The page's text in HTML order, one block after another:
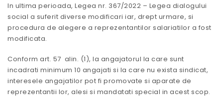
In ultima perioada, Legea nr. 367/2022 – Legea dialogului
social a suferit diverse modificari iar, drept urmare, si
procedura de alegere a reprezentantilor salariatilor a fost
modificata.
Conform art. 57 alin. (1), la angajatorul la care sunt
incadrati minimum 10 angajati si la care nu exista sindicat,
interesele angajatilor pot fi promovate si aparate de
reprezentantii lor, alesi si mandatati special in acest scop.